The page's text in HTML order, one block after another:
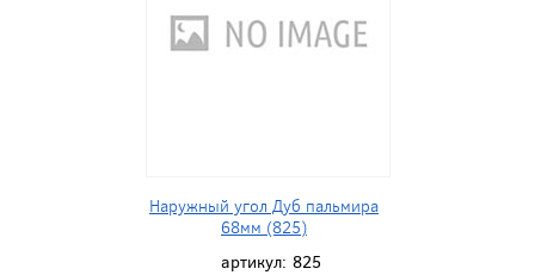
Наружный угол Дуб пальмира
68мм (825)
артикул: 825